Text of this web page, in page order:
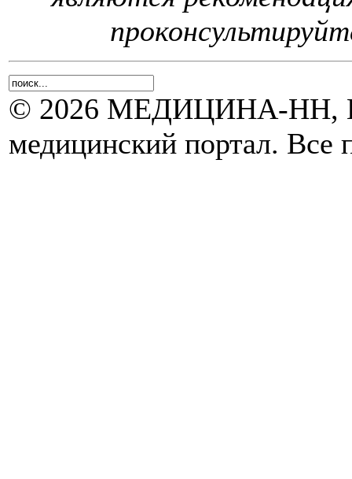
© 2026 МЕДИЦИНА-НН,
медицинский портал. Все